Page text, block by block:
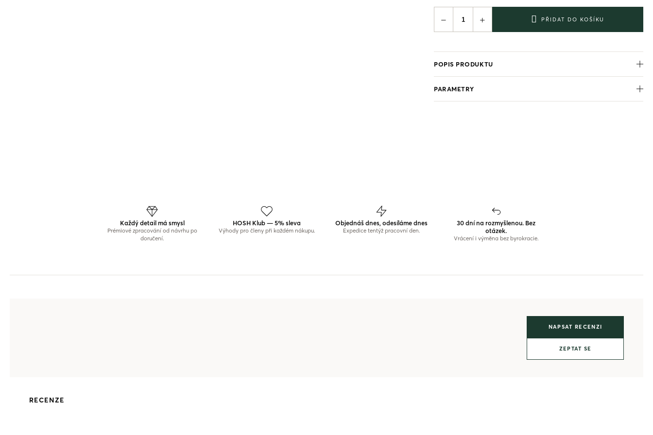
+
− PŘIDAT DO KOŠÍKU
POPIS PRODUKTU
PARAMETRY
Každý detail má smysl
Prémiové zpracování od návrhu po
doručení.
HOSH Klub — 5% sleva
Výhody pro členy při každém nákupu.
Objednáš dnes, odesíláme dnes
Expedice tentýž pracovní den.
30 dní na rozmyšlenou. Bez
otázek.
Vrácení i výměna bez byrokracie.
NAPSAT RECENZI
ZEPTAT SE
RECENZE